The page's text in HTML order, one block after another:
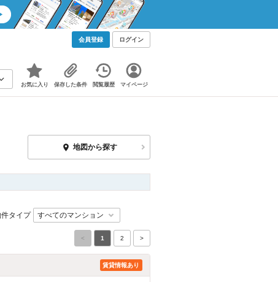
会員登録 ログイン
お気に入り 保存した条件 閲覧履歴 マイページ
地図から探す
タイプ
< 1 2 >
賃貸情報あり